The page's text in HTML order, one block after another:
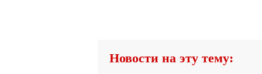
Новости на эту тему: